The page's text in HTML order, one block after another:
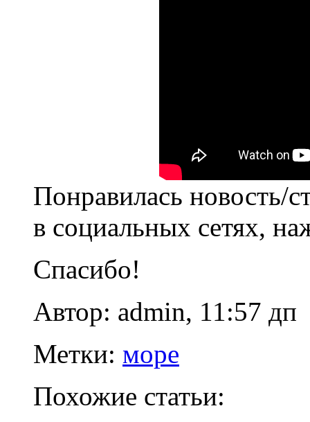
Понравилась новость/
в социальных сетях,
Спасибо!
Автор: admin, 11:57 дп
Метки: море
Похожие статьи: